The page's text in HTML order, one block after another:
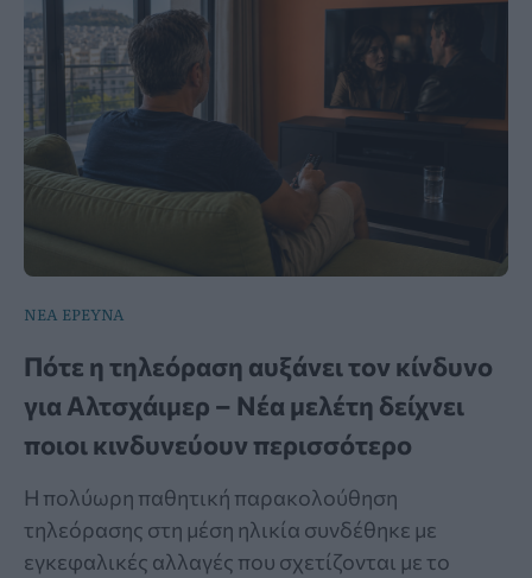
ΝΕΑ ΕΡΕΥΝΑ
Πότε η τηλεόραση αυξάνει τον κίνδυνο
για Αλτσχάιμερ – Νέα μελέτη δείχνει
ποιοι κινδυνεύουν περισσότερο
Η πολύωρη παθητική παρακολούθηση
τηλεόρασης στη μέση ηλικία συνδέθηκε με
εγκεφαλικές αλλαγές που σχετίζονται με το